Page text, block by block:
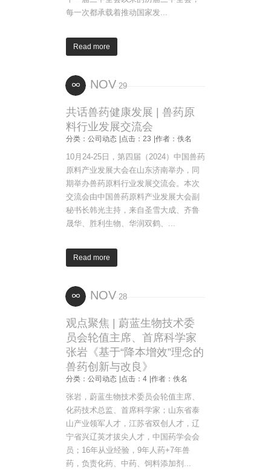
每一次都承载着推动国家发...
Read more
NOV 29
共话兽药健康发展 | 兽药原
料行业发展交流会
分类：公司动态 |点击：23 |作者：佚名
10月24-25日，第四届（2024）中国兽药
原料产业发展大会在山东济南举办，同
期举办兽药原料行业发展交流会。本次
交流会由中国兽药原料产业发展大会副
秘书长韩光主持，来自圣雪大成、齐鲁
晟华、胜利生物、华润双鹤、...
Read more
NOV 28
观点聚焦 | 蔚蓝生物技术委
员会轮值主席、首席科学家
张岩《基于“降本增效”理念的
兽药创新与改良》
分类：公司动态 |点击：4 |作者：佚名
张岩，蔚蓝生物技术委员会轮值主席、
化药技术总监、首席科学家；山东省泰
山产业领军人才，江苏省双创人才，辽
宁省兴辽英才拔尖人才，中国药学会会
员；16年从业经验，9年人药+7年兽
药，负责化药、中药、饲料添加剂...